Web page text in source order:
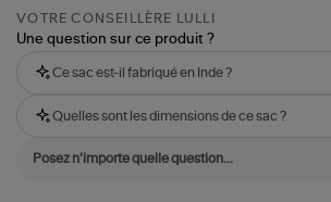
VOTRE CONSEILLÈRE LULLI
Une question sur ce produit ?
Ce sac est-il fabriqué en Inde ?
Quelles sont les dimensions de ce sac ?